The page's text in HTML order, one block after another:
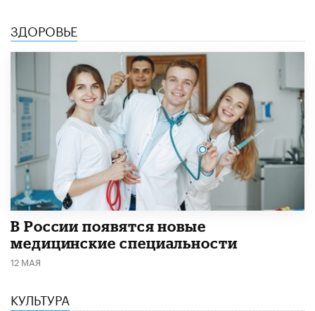
ЗДОРОВЬЕ
В России появятся новые
медицинские специальности
12 МАЯ
КУЛЬТУРА